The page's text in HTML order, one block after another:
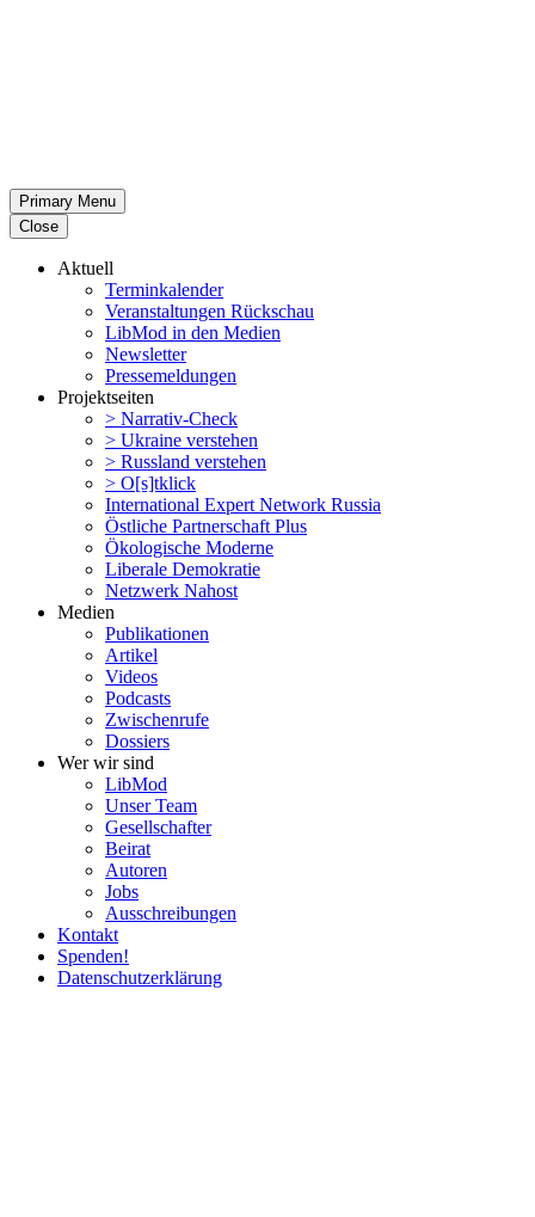
Primary Menu
Close
Aktuell
Termin­ka­lender
Veran­stal­tungen Rückschau
LibMod in den Medien
Newsletter
Presse­mel­dungen
Projekt­seiten
> Narrativ-Check
> Ukraine verstehen
> Russland verstehen
> O[s]tklick
Inter­na­tional Expert Network Russia
Östliche Partner­schaft Plus
Ökolo­gische Moderne
Liberale Demokratie
Netzwerk Nahost
Medien
Publi­ka­tionen
Artikel
Videos
Podcasts
Zwischenrufe
Dossiers
Wer wir sind
LibMod
Unser Team
Gesell­schafter
Beirat
Autoren
Jobs
Ausschrei­bungen
Kontakt
Spenden!
Daten­schutz­er­klärung